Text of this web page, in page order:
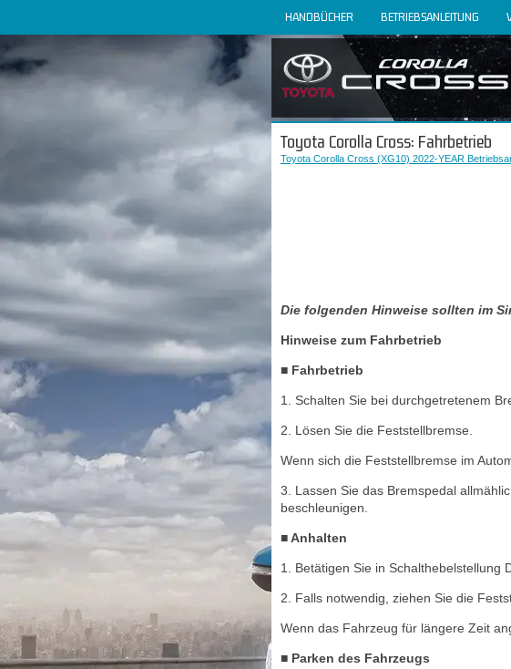
HANDBÜCHER BETRIEBSANLEITUNG
Toyota Corolla Cross: Fahrbetrieb
Toyota Corolla Cross (XG10) 2022-YEAR
Die folgenden Hinweise sollten im
Hinweise zum Fahrbetrieb
■ Fahrbetrieb
1. Schalten Sie bei durchgetretenem
2. Lösen Sie die Feststellbremse.
Wenn sich die Feststellbremse im
3. Lassen Sie das Bremspedal
beschleunigen.
■ Anhalten
1. Betätigen Sie in Schalthebelstellung
2. Falls notwendig, ziehen Sie die
Wenn das Fahrzeug für längere Zeit
■ Parken des Fahrzeugs